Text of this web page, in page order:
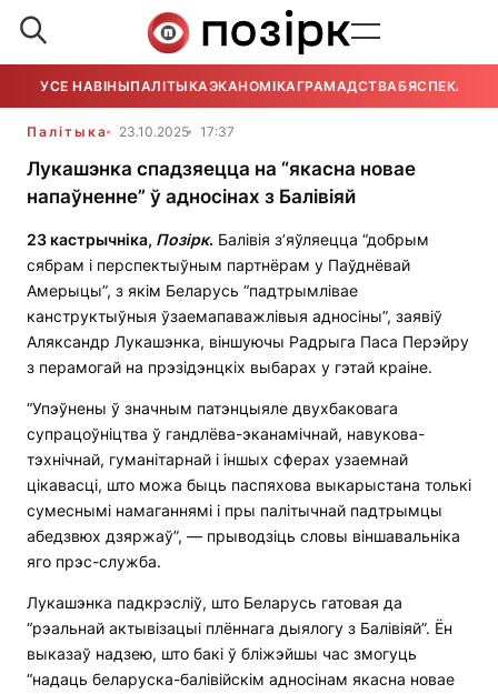
УСЕ НАВІНЫПАЛІТЫКАЭКАНОМІКАГРАМАДСТВАБЯСПЕКА
Палітыка 23.10.2025 17:37
Лукашэнка спадзяецца на “якасна новае
напаўненне” ў адносінах з Балівіяй
23 кастрычніка, Позірк. Балівія з’яўляецца “добрым
сябрам і перспектыўным партнёрам у Паўднёвай
Амерыцы”, з якім Беларусь “падтрымлівае
канструктыўныя ўзаемапаважлівыя адносіны”, заявіў
Аляксандр Лукашэнка, віншуючы Радрыга Паса Перэйру
з перамогай на прэзідэнцкіх выбарах у гэтай краіне.
“Упэўнены ў значным патэнцыяле двухбаковага
супрацоўніцтва ў гандлёва-эканамічнай, навукова-
тэхнічнай, гуманітарнай і іншых сферах узаемнай
цікавасці, што можа быць паспяхова выкарыстана толькі
сумеснымі намаганнямі і пры палітычнай падтрымцы
абедзвюх дзяржаў”, — прыводзіць словы віншавальніка
яго прэс-служба.
Лукашэнка падкрэсліў, што Беларусь гатовая да
“рэальнай актывізацыі плённага дыялогу з Балівіяй”. Ён
выказаў надзею, што бакі ў бліжэйшы час змогуць
“надаць беларуска-балівійскім адносінам якасна новае